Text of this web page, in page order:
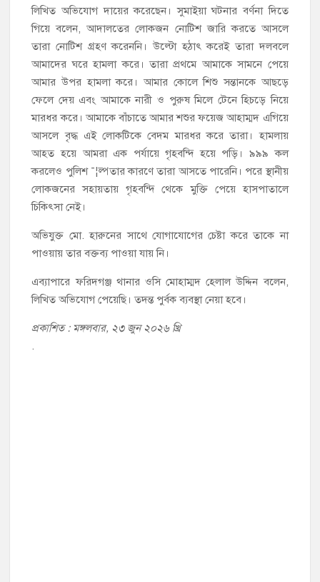
লিখিত অভিযোগ দায়ের করেছেন। সুমাইয়া ঘটনার বর্ণনা দিতে
গিয়ে বলেন, আদালতের লোকজন নোটিশ জারি করতে আসলে
তারা নোটিশ গ্রহণ করেননি। উল্টো হঠাৎ করেই তারা দলবলে
আমাদের ঘরে হামলা করে। তারা প্রথমে আমাকে সামনে পেয়ে
আমার উপর হামলা করে। আমার কোলে শিশু সন্তানকে আছড়ে
ফেলে দেয় এবং আমাকে নারী ও পুরুষ মিলে টেনে হিচড়ে নিয়ে
মারধর করে। আমাকে বাঁচাতে আমার শশুর ফয়েজ আহাম্মদ এগিয়ে
আসলে বৃদ্ধ এই লোকটিকে বেদম মারধর করে তারা। হামলায়
আহত হয়ে আমরা এক পর্যায়ে গৃহবন্দি হয়ে পড়ি। ৯৯৯ কল
করলেও পুলিশ ¯¦ল্পতার কারণে তারা আসতে পারেনি। পরে স্থানীয়
লোকজনের সহায়তায় গৃহবন্দি থেকে মুক্তি পেয়ে হাসপাতালে
চিকিৎসা নেই।
অভিযুক্ত মো. হারুনের সাথে যোগাযোগের চেষ্টা করে তাকে না
পাওয়ায় তার বক্তব্য পাওয়া যায় নি।
এব্যাপারে ফরিদগঞ্জ থানার ওসি মোহাম্মদ হেলাল উদ্দিন বলেন,
লিখিত অভিযোগ পেয়েছি। তদন্ত পুর্বক ব্যবস্থা নেয়া হবে।
প্রকাশিত : মঙ্গলবার, ২৩ জুন ২০২৬ খ্রি